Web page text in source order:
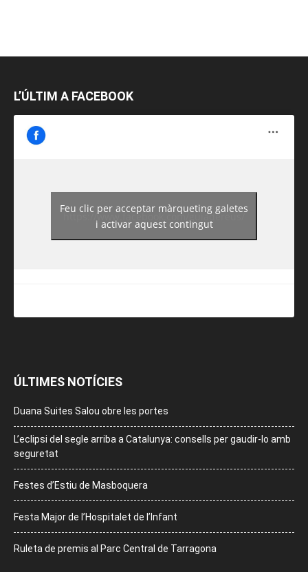
L’ÚLTIM A FACEBOOK
https://www.facebook.com/guiadereus/
Feu clic per acceptar màrqueting galetes
i activar aquest contingut
ÚLTIMES NOTÍCIES
Duana Suites Salou obre les portes
L’eclipsi del segle arriba a Catalunya: consells per gaudir-lo amb
seguretat
Festes d’Estiu de Masboquera
Festa Major de l’Hospitalet de l’Infant
Ruleta de premis al Parc Central de Tarragona